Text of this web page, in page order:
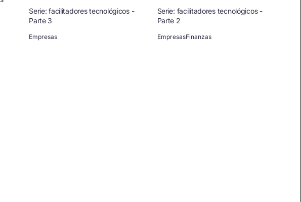
Serie: facilitadores tecnológicos -
Parte 3
Empresas
Serie: facilitadores tecnológicos -
Parte 2
EmpresasFinanzas